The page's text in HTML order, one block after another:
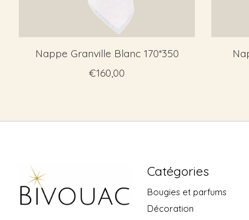
Nappe Granville Blanc 170*350
€160,00
Catégories
Bougies et parfums
Décoration